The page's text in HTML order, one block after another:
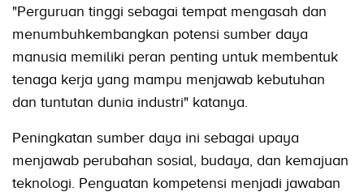
"Perguruan tinggi sebagai tempat mengasah dan
menumbuhkembangkan potensi sumber daya
manusia memiliki peran penting untuk membentuk
tenaga kerja yang mampu menjawab kebutuhan
dan tuntutan dunia industri" katanya.
Peningkatan sumber daya ini sebagai upaya
menjawab perubahan sosial, budaya, dan kemajuan
teknologi. Penguatan kompetensi menjadi jawaban